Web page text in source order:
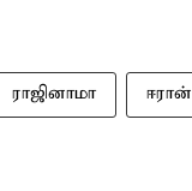
ராஜினாமா ஈரான்